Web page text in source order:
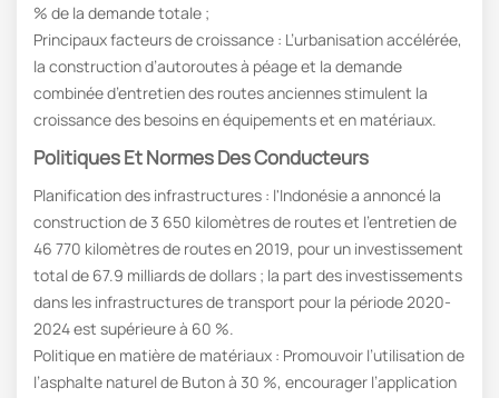
% de la demande totale ;
Principaux facteurs de croissance : L’urbanisation accélérée,
la construction d’autoroutes à péage et la demande
combinée d’entretien des routes anciennes stimulent la
croissance des besoins en équipements et en matériaux.
Politiques Et Normes Des Conducteurs
Planification des infrastructures : l'Indonésie a annoncé la
construction de 3 650 kilomètres de routes et l'entretien de
46 770 kilomètres de routes en 2019, pour un investissement
total de 67.9 milliards de dollars ; la part des investissements
dans les infrastructures de transport pour la période 2020-
2024 est supérieure à 60 %.
Politique en matière de matériaux : Promouvoir l’utilisation de
l’asphalte naturel de Buton à 30 %, encourager l’application